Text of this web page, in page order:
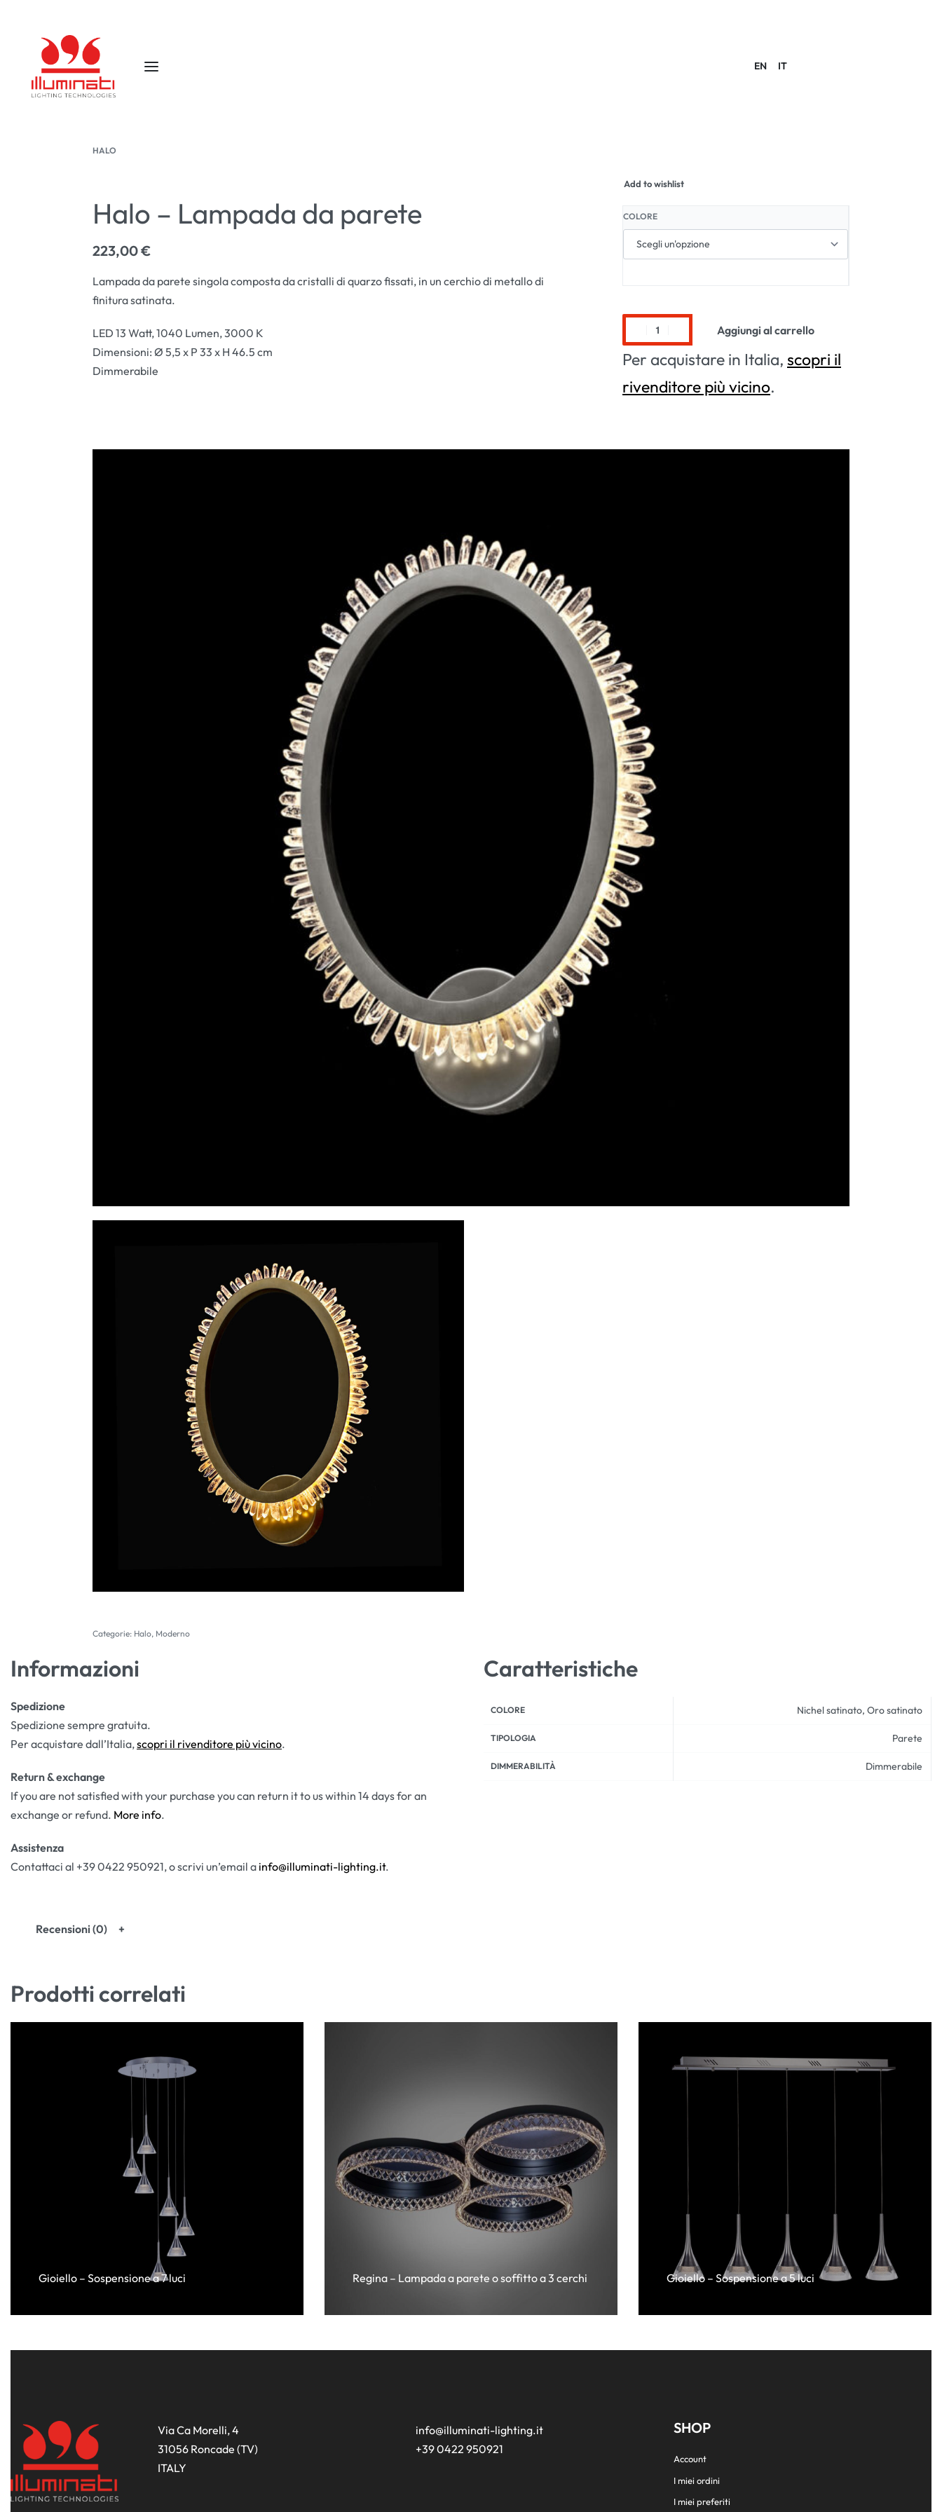
EN IT
HALO
Halo – Lampada da parete
223,00€
Lampada da parete singola composta da cristalli di quarzo fissati, in un cerchio di metallo di
finitura satinata.
LED 13 Watt, 1040 Lumen, 3000 K
Dimensioni: Ø 5,5 x P 33 x H 46.5 cm
Dimmerabile
Add to wishlist
COLORE
Aggiungi al carrello
Per acquistare in Italia, scopri il
rivenditore più vicino.
Categorie: Halo, Moderno
Informazioni
Spedizione
Spedizione sempre gratuita.
Per acquistare dall’Italia,scopri il rivenditore più vicino.
Return & exchange
If you are not satisfied with your purchase you can return it to us within 14 days for an
exchange or refund. More info.
Assistenza
Contattaci al +39 0422 950921, o scrivi un’email a info@illuminati-lighting.it.
Caratteristiche
COLORE Nichel satinato, Oro satinato
TIPOLOGIA Parete
DIMMERABILITÀ Dimmerabile
Recensioni (0)
Prodotti correlati
Gioiello – Sospensione a 7 luci Regina – Lampada a parete o soffitto a 3 cerchi Gioiello – Sospensione a 5 luci
Via Ca Morelli, 4
31056 Roncade (TV)
ITALY
info@illuminati-lighting.it
+39 0422 950921
SHOP
Account
I miei ordini
I miei preferiti